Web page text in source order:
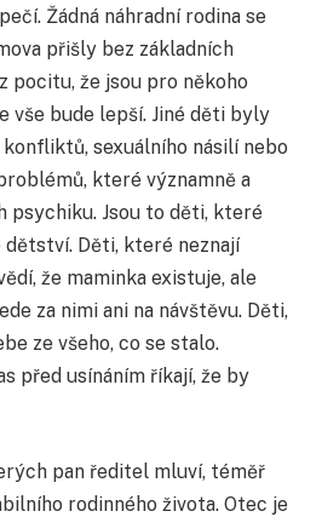
Žádná náhradní rodina se
přišly bez základních
pocitu, že jsou pro někoho
vše bude lepší. Jiné děti byly
sexuálního násilí nebo
které významně a
psychiku. Jsou to děti, které
Děti, které neznají
že maminka existuje, ale
za nimi ani na návštěvu. Děti,
ze všeho, co se stalo.
před usínáním říkají, že by
pan ředitel mluví, téměř
rodinného života. Otec je